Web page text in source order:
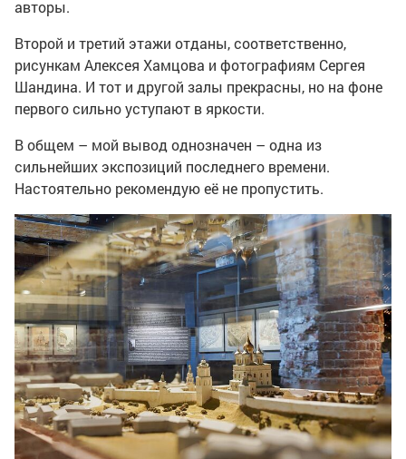
авторы.
Второй и третий этажи отданы, соответственно,
рисункам Алексея Хамцова и фотографиям Сергея
Шандина. И тот и другой залы прекрасны, но на фоне
первого сильно уступают в яркости.
В общем – мой вывод однозначен – одна из
сильнейших экспозиций последнего времени.
Настоятельно рекомендую её не пропустить.